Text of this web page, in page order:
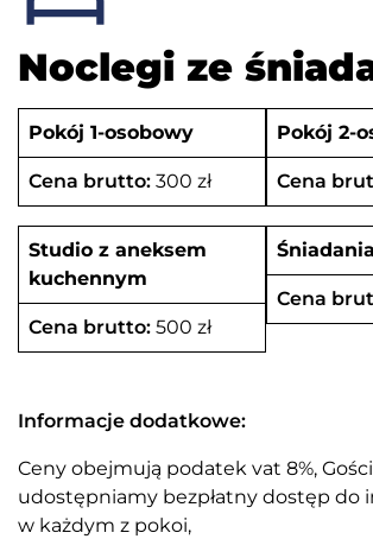
Noclegi ze
Pokój 1-osobowy
Cena brutto: 300 zł
Pokój 2-
Cena
Studio z aneksem
kuchennym
Cena brutto: 500 zł
Śniadania
Cena
Informacje dodatkowe:
Ceny obejmują podatek vat 8%,
udostępniamy bezpłatny dostęp do
w każdym z pokoi,